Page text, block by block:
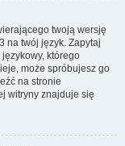
twoją wersję
na twój język. Zapytaj
którego
może spróbujesz go
na stronie
witryny znajduje się